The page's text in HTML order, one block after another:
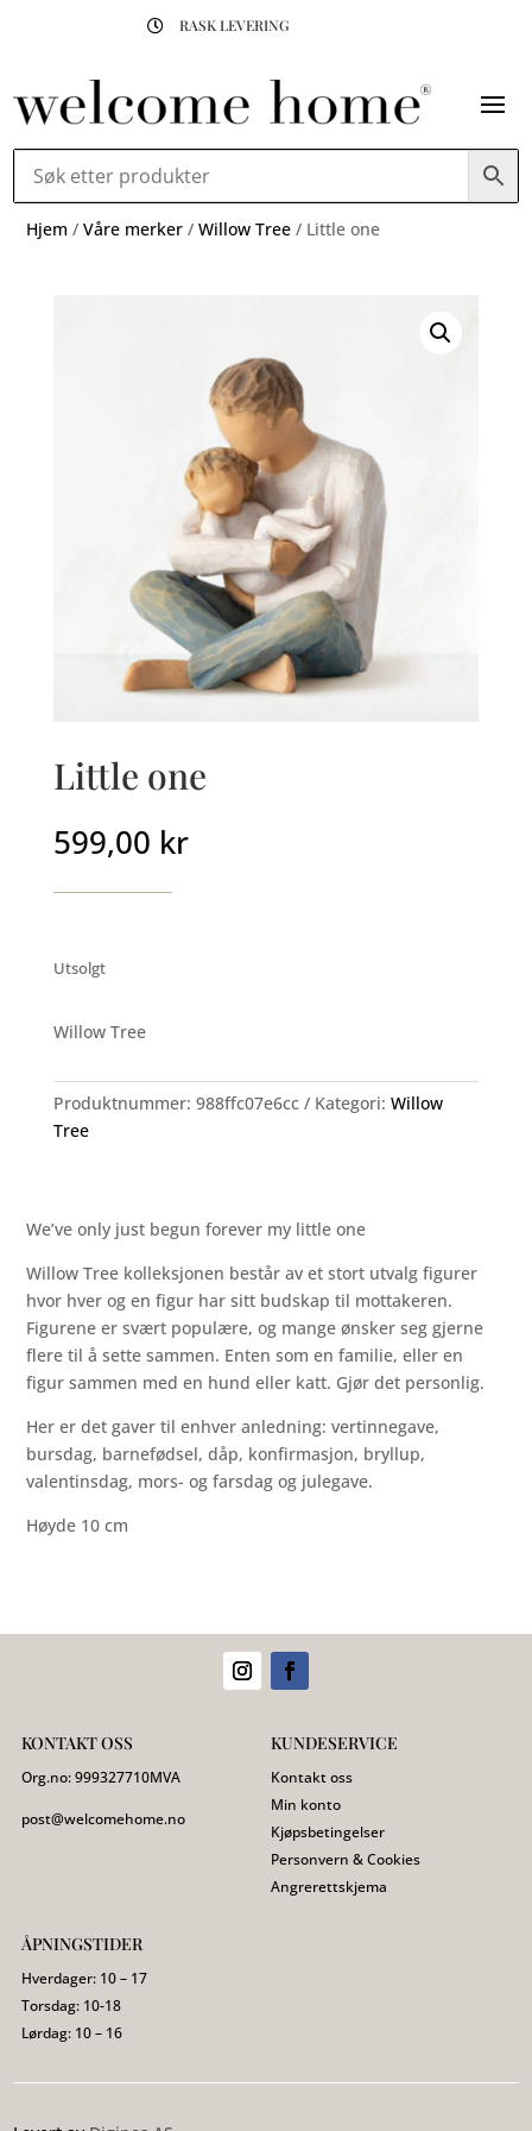
 RASK LEVERING
Hjem /Våre merker /Willow Tree / Little one
Little one
599,00 kr
Utsolgt
Willow Tree
Produktnummer: 988ffc07e6cc Kategori: Willow
Tree
We’ve only just begun forever my little one
Willow Tree kolleksjonen består av et stort utvalg figurer
hvor hver og en figur har sitt budskap til mottakeren.
Figurene er svært populære, og mange ønsker seg gjerne
flere til å sette sammen. Enten som en familie, eller en
figur sammen med en hund eller katt. Gjør det personlig.
Her er det gaver til enhver anledning: vertinnegave,
bursdag, barnefødsel, dåp, konfirmasjon, bryllup,
valentinsdag, mors- og farsdag og julegave.
Høyde 10 cm
KONTAKT OSS
Org.no:999327710MVA
post@welcomehome.no
KUNDESERVICE
Kontakt oss
Min konto
Kjøpsbetingelser
Personvern & Cookies
Angrerettskjema
ÅPNINGSTIDER
Hverdager: 10 – 17
Torsdag: 10-18
Lørdag: 10 – 16